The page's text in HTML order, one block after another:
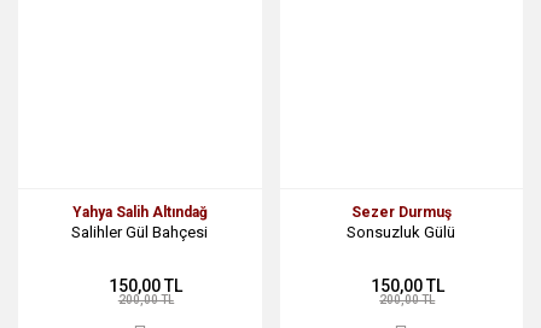
Yahya Salih Altındağ
Salihler Gül Bahçesi
150,00 TL
200,00 TL
Sezer Durmuş
Sonsuzluk Gülü
150,00 TL
200,00 TL